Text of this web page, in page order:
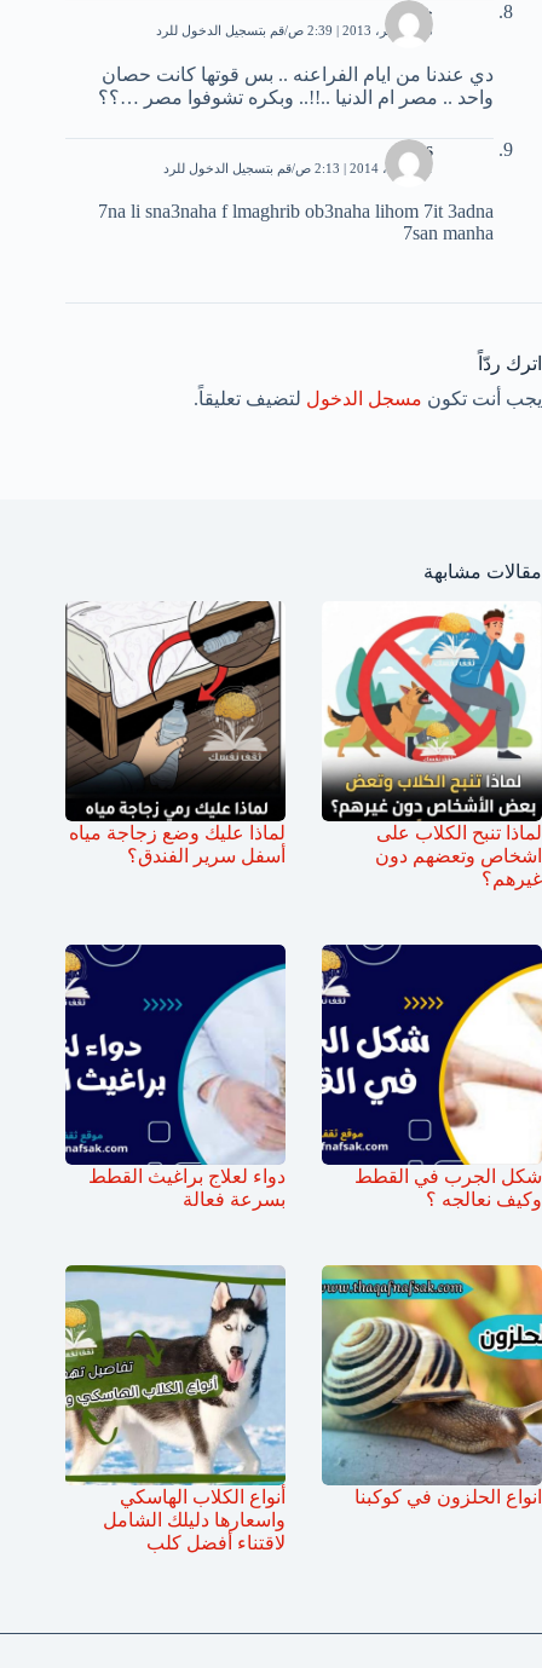
خالد
18 نوفمبر، 2013 | 2:39 ص قم بتسجيل الدخول للرد
دي عندنا من ايام الفراعنه .. بس قوتها كانت حصان
واحد .. مصر ام الدنيا ..!!.. وبكره تشوفوا مصر …؟؟
roys
11 أبريل، 2014 | 2:13 ص قم بتسجيل الدخول للرد
7na li sna3naha f lmaghrib ob3naha lihom 7it 3adna
7san manha
اترك ردّاً
يجب أنت تكون مسجل الدخول لتضيف تعليقاً.
مقالات مشابهة
لماذا تنبح الكلاب على
اشخاص وتعضهم دون
غيرهم؟
لماذا عليك وضع زجاجة مياه
أسفل سرير الفندق؟
شكل الجرب في القطط
وكيف نعالجه ؟
دواء لعلاج براغيث القطط
بسرعة فعالة
انواع الحلزون في كوكبنا
أنواع الكلاب الهاسكي
واسعارها دليلك الشامل
لاقتناء أفضل كلب